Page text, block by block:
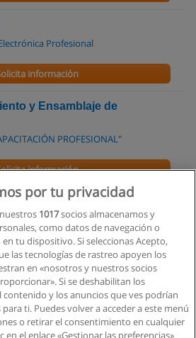
Profesional
información
y Ensamblaje de
PROFESIONAL"
información
en Alarmas - Quito
información
con mención en Empresas
Guerrero
información
por tu privacidad
1017socios almacenamos y
como datos de navegación o
tu dispositivo. Si seleccionas Acepto,
las tecnologías de rastreo apoyen los
en «nosotros y nuestros socios
Si se deshabilitan los
contenido y los anuncios que ves podrían
ti. Puedes volver a acceder a este menú
o retirar el consentimiento en cualquier
el enlace «Gestionar las preferencias»